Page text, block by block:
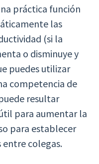
práctica función
las
(si la
o disminuye y
puedes utilizar
competencia de
resultar
para aumentar la
para establecer
entre colegas.